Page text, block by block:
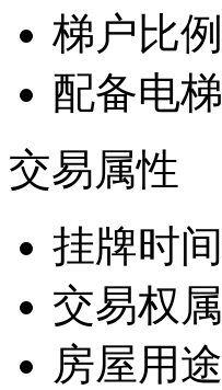
梯户比例
配备电梯
交易属性
挂牌时间
交易权属
房屋用途